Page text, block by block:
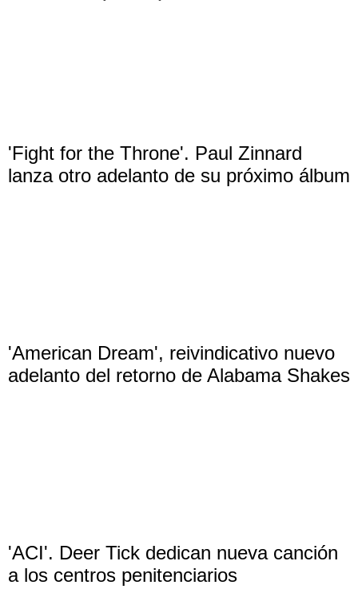
'Fight for the Throne'. Paul Zinnard
lanza otro adelanto de su próximo álbum
'American Dream', reivindicativo nuevo
adelanto del retorno de Alabama Shakes
'ACI'. Deer Tick dedican nueva canción
a los centros penitenciarios